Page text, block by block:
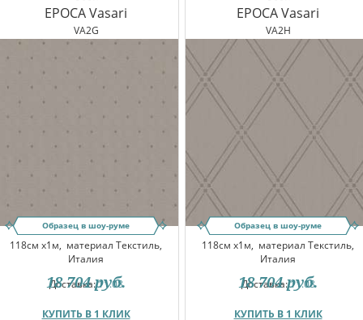
EPOCA Vasari
VA2G
Образец в шоу-руме
118см x1м, материал Текстиль,
Италия
Доставка:11.08
КУПИТЬ В 1 КЛИК
18 704 руб.
EPOCA Vasari
VA2H
Образец в шоу-руме
118см x1м, материал Текстиль,
Италия
Доставка:11.08
КУПИТЬ В 1 КЛИК
18 704 руб.